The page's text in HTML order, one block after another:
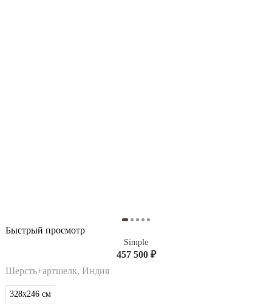
Быстрый просмотр
Simple
457 500 ₽
Шерсть+артшелк, Индия
328x246 см